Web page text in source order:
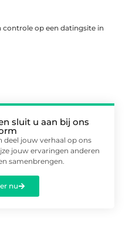
controle op een datingsite in
sluit u aan bij ons
deel jouw verhaal op ons
jouw ervaringen anderen
samenbrengen.
nu